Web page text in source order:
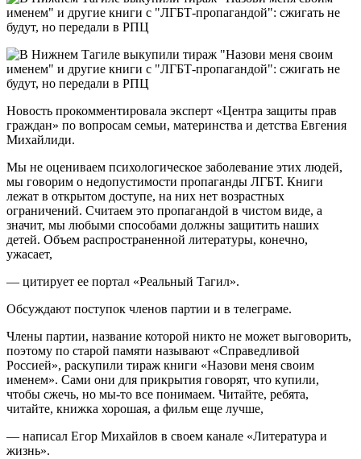
Новость прокомментировала эксперт «Центра защиты прав
граждан» по вопросам семьи, материнства и детства Евгения
Михайлиди.
Мы не оцениваем психологическое заболевание этих людей,
мы говорим о недопустимости пропаганды ЛГБТ. Книги
лежат в открытом доступе, на них нет возрастных
ограничений. Считаем это пропагандой в чистом виде, а
значит, мы любыми способами должны защитить наших
детей. Объем распространенной литературы, конечно,
ужасает,
— цитирует ее портал «Реальный Тагил».
Обсуждают поступок членов партии и в телеграме.
Члены партии, название которой никто не может выговорить,
поэтому по старой памяти называют «Справедливой
Россией», раскупили тираж книги «Назови меня своим
именем». Сами они для прикрытия говорят, что купили,
чтобы сжечь, но мы-то все понимаем. Читайте, ребята,
читайте, книжка хорошая, а фильм еще лучше,
— написал Егор Михайлов в своем канале «Литература и
жизнь».